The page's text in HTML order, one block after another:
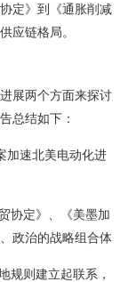
定》到《通胀削减
应链格局。
展两个方面来探讨
总结如下：
加速北美电动化进
协定》、《美墨加
政治的战略组合体
规则建立起联系，